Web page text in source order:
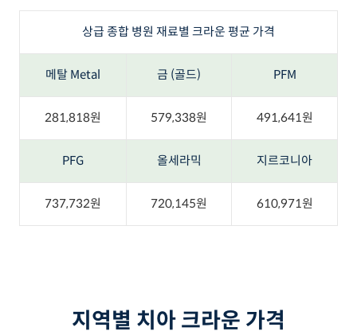
상급 종합 병원 재료별 크라운 평균 가격
메탈 Metal 금 (골드) PFM
281,818원 579,338원 491,641원
PFG 올세라믹 지르코니아
737,732원 720,145원 610,971원
지역별 치아 크라운 가격